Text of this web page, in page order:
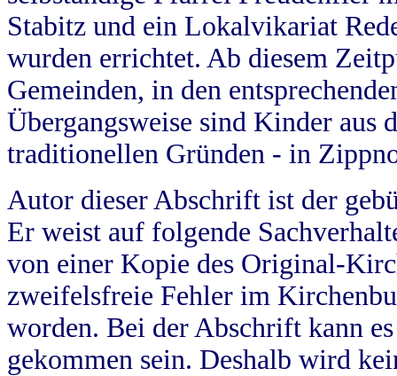
Stabitz und ein Lokalvikariat
wurden errichtet. Ab diesem
Gemeinden, in den
Übergangsweise sind Kinder aus
traditionellen Gründen - in
Autor dieser Abschrift ist der
Er weist auf folgende
von einer Kopie des Original-
zweifelsfreie Fehler im
worden. Bei der Abschrift kann
gekommen sein. Deshalb wird